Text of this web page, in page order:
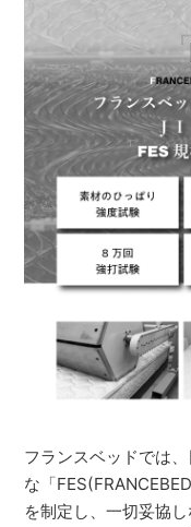
フランスベッドでは
な「
を制定し、一切妥協